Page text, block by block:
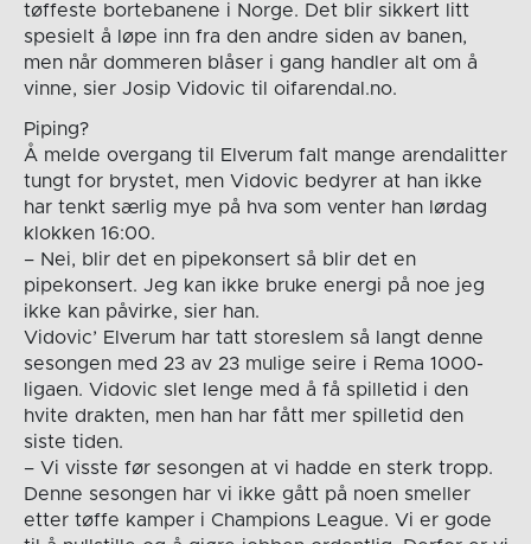
tøffeste bortebanene i Norge. Det blir sikkert litt
spesielt å løpe inn fra den andre siden av banen,
men når dommeren blåser i gang handler alt om å
vinne, sier Josip Vidovic til oifarendal.no.
Piping?
Å melde overgang til Elverum falt mange arendalitter
tungt for brystet, men Vidovic bedyrer at han ikke
har tenkt særlig mye på hva som venter han lørdag
klokken 16:00.
– Nei, blir det en pipekonsert så blir det en
pipekonsert. Jeg kan ikke bruke energi på noe jeg
ikke kan påvirke, sier han.
Vidovic’ Elverum har tatt storeslem så langt denne
sesongen med 23 av 23 mulige seire i Rema 1000-
ligaen. Vidovic slet lenge med å få spilletid i den
hvite drakten, men han har fått mer spilletid den
siste tiden.
– Vi visste før sesongen at vi hadde en sterk tropp.
Denne sesongen har vi ikke gått på noen smeller
etter tøffe kamper i Champions League. Vi er gode